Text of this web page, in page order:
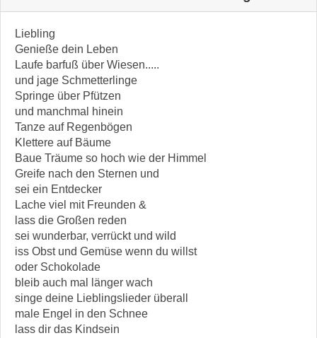
Liebling
Genieße dein Leben
Laufe barfuß über Wiesen.....
und jage Schmetterlinge
Springe über Pfützen
und manchmal hinein
Tanze auf Regenbögen
Klettere auf Bäume
Baue Träume so hoch wie der Himmel
Greife nach den Sternen und
sei ein Entdecker
Lache viel mit Freunden &
lass die Großen reden
sei wunderbar, verrückt und wild
iss Obst und Gemüse wenn du willst
oder Schokolade
bleib auch mal länger wach
singe deine Lieblingslieder überall
male Engel in den Schnee
lass dir das Kindsein